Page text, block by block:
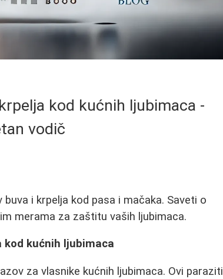
kod kućnih ljubimaca -
vodič
i krpelja kod pasa i mačaka. Saveti o
merama za zaštitu vaših ljubimaca.
kod kućnih ljubimaca
za vlasnike kućnih ljubimaca. Ovi paraziti